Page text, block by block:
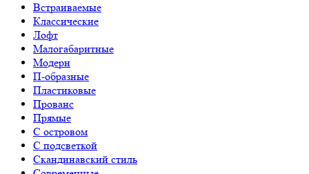
Встраиваемые
Классические
Лофт
Малогабаритные
Модерн
П-образные
Пластиковые
Прованс
Прямые
С островом
С подсветкой
Скандинавский стиль